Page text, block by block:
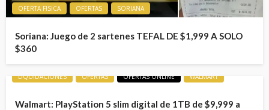
OFERTA FISICA OFERTAS SORIANA
Soriana: Juego de 2 sartenes TEFAL DE $1,999 A SOLO
$360
LIQUIDACIONES OFERTAS OFERTAS ONLINE WALMART
Walmart: PlayStation 5 slim digital de 1TB de $9,999 a